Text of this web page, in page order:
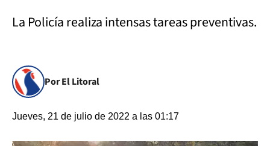
La Policía realiza intensas tareas preventivas.
Por El Litoral
Jueves, 21 de julio de 2022 a las 01:17